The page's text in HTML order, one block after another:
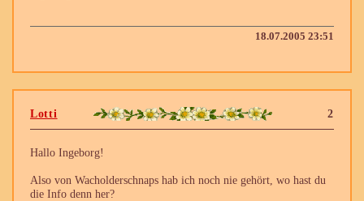
18.07.2005 23:51
2
Lotti
Hallo Ingeborg!
Also von Wacholderschnaps hab ich noch nie gehört, wo hast du
die Info denn her?